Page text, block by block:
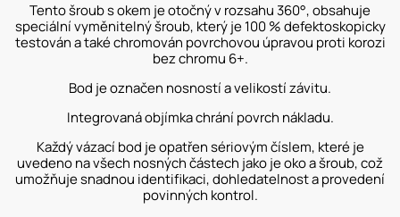
Tento šroub s okem je otočný v rozsahu 360°, obsahuje
speciální vyměnitelný šroub, který je 100 % defektoskopicky
testován a také chromován povrchovou úpravou proti korozi
bez chromu 6+.
Bod je označen nosností a velikostí závitu.
Integrovaná objímka chrání povrch nákladu.
Každý vázací bod je opatřen sériovým číslem, které je
uvedeno na všech nosných částech jako je oko a šroub, což
umožňuje snadnou identifikaci, dohledatelnost a provedení
povinných kontrol.